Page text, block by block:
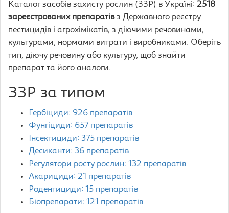
Каталог засобів захисту рослин (ЗЗР) в Україні: 2518
зареєстрованих препаратівз Державного реєстру
пестицидів і агрохімікатів, з діючими речовинами,
культурами, нормами витрати і виробниками. Оберіть
тип, діючу речовину або культуру, щоб знайти
препарат та його аналоги.
ЗЗР за типом
Гербіциди: 926 препаратів
Фунгіциди: 657 препаратів
Інсектициди: 375 препаратів
Десиканти: 36 препаратів
Регулятори росту рослин: 132 препаратів
Акарициди: 21 препаратів
Родентициди: 15 препаратів
Біопрепарати: 121 препаратів